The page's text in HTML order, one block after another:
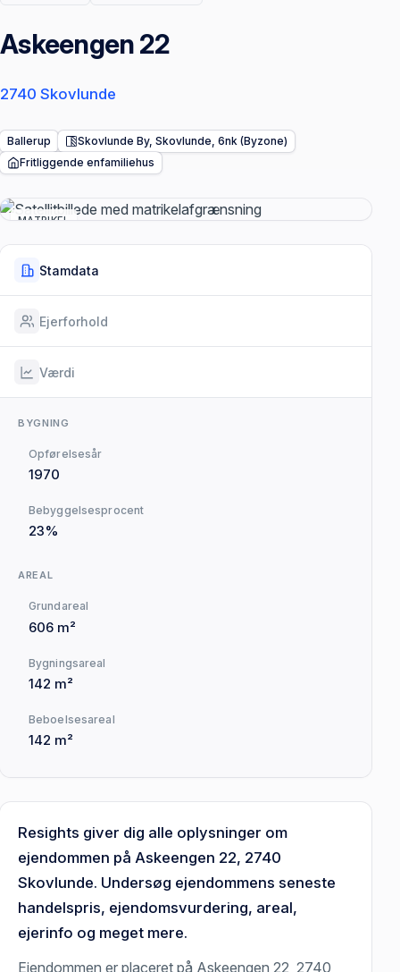
Askeengen 22
2740 Skovlunde
Ballerup
Skovlunde By, Skovlunde, 6nk (Byzone)
Fritliggende enfamiliehus
MATRIKEL
Stamdata
Ejerforhold
Værdi
BYGNING
Opførelsesår
1970
Bebyggelsesprocent
23%
AREAL
Grundareal
606 m²
Bygningsareal
142 m²
Beboelsesareal
142 m²
Resights giver dig alle oplysninger om
ejendommen på Askeengen 22, 2740
Skovlunde. Undersøg ejendommens seneste
handelspris, ejendomsvurdering, areal,
ejerinfo og meget mere.
Ejendommen er placeret på Askeengen 22, 2740